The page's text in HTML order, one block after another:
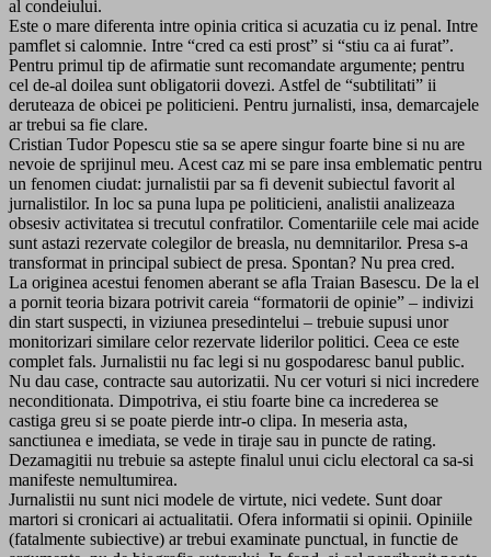
al condeiului.
Este o mare diferenta intre opinia critica si acuzatia cu iz penal. Intre
pamflet si calomnie. Intre “cred ca esti prost” si “stiu ca ai furat”.
Pentru primul tip de afirmatie sunt recomandate argumente; pentru
cel de-al doilea sunt obligatorii dovezi. Astfel de “subtilitati” ii
deruteaza de obicei pe politicieni. Pentru jurnalisti, insa, demarcajele
ar trebui sa fie clare.
Cristian Tudor Popescu stie sa se apere singur foarte bine si nu are
nevoie de sprijinul meu. Acest caz mi se pare insa emblematic pentru
un fenomen ciudat: jurnalistii par sa fi devenit subiectul favorit al
jurnalistilor. In loc sa puna lupa pe politicieni, analistii analizeaza
obsesiv activitatea si trecutul confratilor. Comentariile cele mai acide
sunt astazi rezervate colegilor de breasla, nu demnitarilor. Presa s-a
transformat in principal subiect de presa. Spontan? Nu prea cred.
La originea acestui fenomen aberant se afla Traian Basescu. De la el
a pornit teoria bizara potrivit careia “formatorii de opinie” – indivizi
din start suspecti, in viziunea presedintelui – trebuie supusi unor
monitorizari similare celor rezervate liderilor politici. Ceea ce este
complet fals. Jurnalistii nu fac legi si nu gospodaresc banul public.
Nu dau case, contracte sau autorizatii. Nu cer voturi si nici incredere
neconditionata. Dimpotriva, ei stiu foarte bine ca increderea se
castiga greu si se poate pierde intr-o clipa. In meseria asta,
sanctiunea e imediata, se vede in tiraje sau in puncte de rating.
Dezamagitii nu trebuie sa astepte finalul unui ciclu electoral ca sa-si
manifeste nemultumirea.
Jurnalistii nu sunt nici modele de virtute, nici vedete. Sunt doar
martori si cronicari ai actualitatii. Ofera informatii si opinii. Opiniile
(fatalmente subiective) ar trebui examinate punctual, in functie de